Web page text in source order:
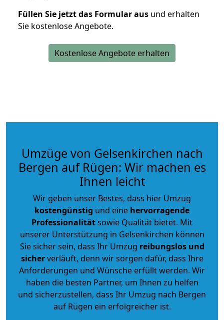
Füllen Sie jetzt das Formular aus und erhalten
Sie kostenlose Angebote.
Kostenlose Angebote erhalten
Umzüge von Gelsenkirchen nach
Bergen auf Rügen: Wir machen es
Ihnen leicht
Wir geben unser Bestes, dass hier Umzug
kostengünstig und eine hervorragende
Professionalitätsowie Qualität bietet. Mit
unserer Unterstützung in Gelsenkirchen können
Sie sicher sein, dass Ihr Umzug reibungslos und
sicherverläuft, denn wir sorgen dafür, dass Ihre
Anforderungen und Wünsche erfüllt werden. Wir
haben die besten Partner, um Ihnen zu helfen
und sicherzustellen, dass Ihr Umzug nach Bergen
auf Rügen ein erfolgreicher ist.